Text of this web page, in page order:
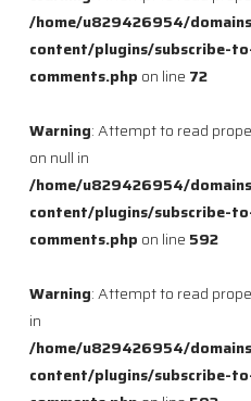
/home/u829426954/
content/plugins/subscribe-
comments.php on line 72
Warning: Attempt to read
on null in
/home/u829426954/
content/plugins/subscribe-
comments.php on line 592
Warning: Attempt to read
in
/home/u829426954/
content/plugins/subscribe-